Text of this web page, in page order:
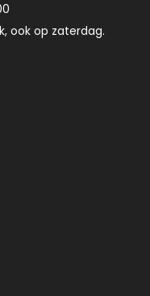
ook op zaterdag.